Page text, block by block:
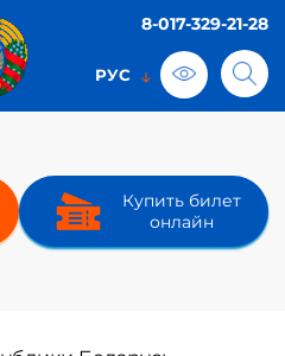
8-017-329-21-28
Купить билет
онлайн